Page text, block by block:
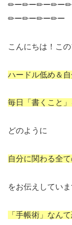
✏ー✏ー✏ー✏ー
✏ー✏ー✏ー✏ー
こんにちは！この
ハードル低め＆
毎日「書くこと
どのように
自分に関わる全
をお伝えしていま
「手帳術」なん